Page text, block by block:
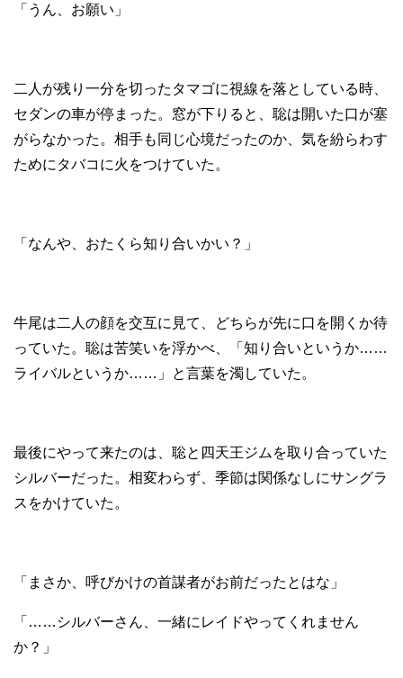
「うん、お願い」
二人が残り一分を切ったタマゴに視線を落としている時、
セダンの車が停まった。窓が下りると、聡は開いた口が塞
がらなかった。相手も同じ心境だったのか、気を紛らわす
ためにタバコに火をつけていた。
「なんや、おたくら知り合いかい？」
牛尾は二人の顔を交互に見て、どちらが先に口を開くか待
っていた。聡は苦笑いを浮かべ、「知り合いというか……
ライバルというか……」と言葉を濁していた。
最後にやって来たのは、聡と四天王ジムを取り合っていた
シルバーだった。相変わらず、季節は関係なしにサングラ
スをかけていた。
「まさか、呼びかけの首謀者がお前だったとはな」
「……シルバーさん、一緒にレイドやってくれません
か？」